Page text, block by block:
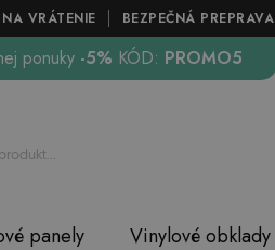
VRÁTENIE BEZPEČNÁ PREPRAVA
ponuky -5% KÓD: PROMO5
panely Vinylové obklady